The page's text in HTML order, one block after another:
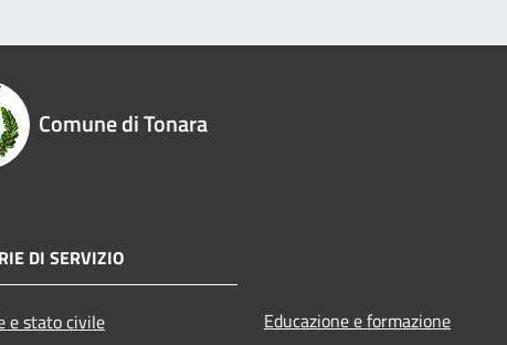
Comune di Tonara
DI SERVIZIO
e stato civile
Educazione e formazione